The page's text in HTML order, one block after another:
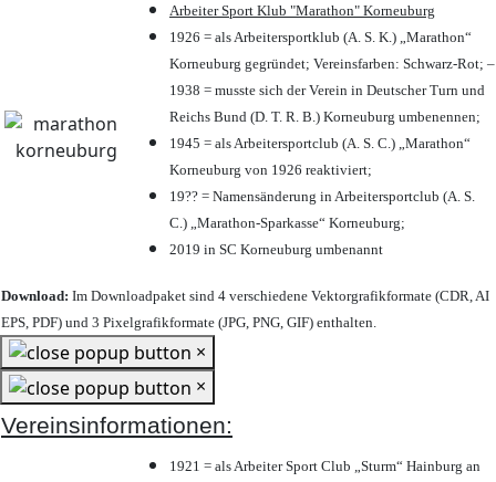
Arbeiter Sport Klub "Marathon" Korneuburg
1926 = als Arbeitersportklub (A. S. K.) „Marathon“
Korneuburg gegründet; Vereinsfarben: Schwarz-Rot; –
1938 = musste sich der Verein in Deutscher Turn und
Reichs Bund (D. T. R. B.) Korneuburg umbenennen;
1945 = als Arbeitersportclub (A. S. C.) „Marathon“
Korneuburg von 1926 reaktiviert;
19?? = Namensänderung in Arbeitersportclub (A. S.
C.) „Marathon-Sparkasse“ Korneuburg;
2019 in SC Korneuburg umbenannt
Download: Im Downloadpaket sind 4 verschiedene Vektorgrafikformate (CDR, AI
EPS, PDF) und 3 Pixelgrafikformate (JPG, PNG, GIF) enthalten.
×
×
Vereinsinformationen:
1921 = als Arbeiter Sport Club „Sturm“ Hainburg an